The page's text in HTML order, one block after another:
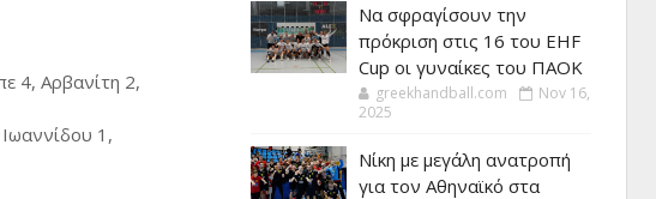
4, Αρβανίτη 2,
1,
Να σφραγίσουν την
πρόκριση στις 16 του EHF
Cup οι γυναίκες του ΠΑΟΚ
greekhandball.com
Nov 16,
2025
Νίκη με μεγάλη ανατροπή
για τον Αθηναϊκό στα